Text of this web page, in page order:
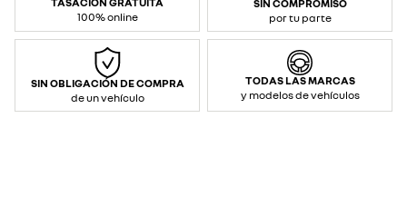
100% online
SIN COMPROMISO
por tu parte
SIN OBLIGACIÓN DE COMPRA
de un vehículo
TODAS LAS MARCAS
y modelos de vehículos